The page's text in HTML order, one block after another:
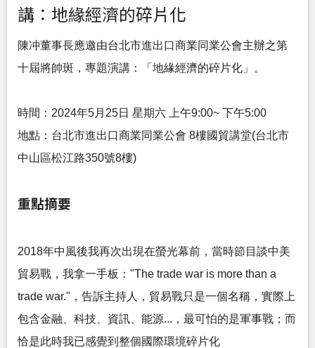
講：地緣經濟的碎片化
陳冲董事長應邀由台北市進出口商業同業公會主辦之第
十屆將帥斑，專題演講：「地緣經濟的碎片化」。
時間：2024年5月25日 星期六 上午9:00~ 下午5:00
地點：台北市進出口商業同業公會 8樓國貿講堂(台北市
中山區松江路350號8樓)
重點摘要
2018年中風後我再次出現在螢光幕前，當時節目談中美
貿易戰，我拿一手板："The trade war is more than a
trade war."，告訴主持人，貿易戰只是一個名稱，實際上
包含金融、科技、資訊、能源...，最可怕的是軍事戰；而
恰是此時我已感覺到整個國際環境碎片化